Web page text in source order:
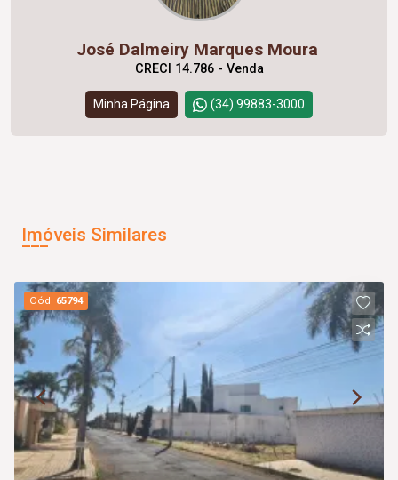
José Dalmeiry Marques Moura
CRECI 14.786 - Venda
Minha Página (34) 99883-3000
Imóveis Similares
Cód. 65794